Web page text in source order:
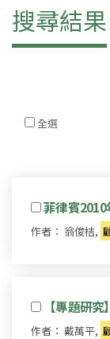
搜尋結果
全選
菲律賓
作者： 翁俊桔,
【專題研
作者： 戴萬平,